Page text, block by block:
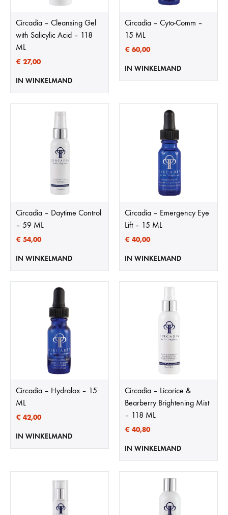
Circadia – Cleansing Gel
with Salicylic Acid – 118
ML
€ 27,00
IN WINKELMAND
Circadia – Cyto-Comm –
15 ML
€ 60,00
IN WINKELMAND
Circadia – Daytime Control
– 59 ML
€ 54,00
IN WINKELMAND
Circadia – Emergency Eye
Lift – 15 ML
€ 40,00
IN WINKELMAND
Circadia – Hydralox – 15
ML
€ 42,00
IN WINKELMAND
Circadia – Licorice &
Bearberry Brightening Mist
– 118 ML
€ 40,80
IN WINKELMAND